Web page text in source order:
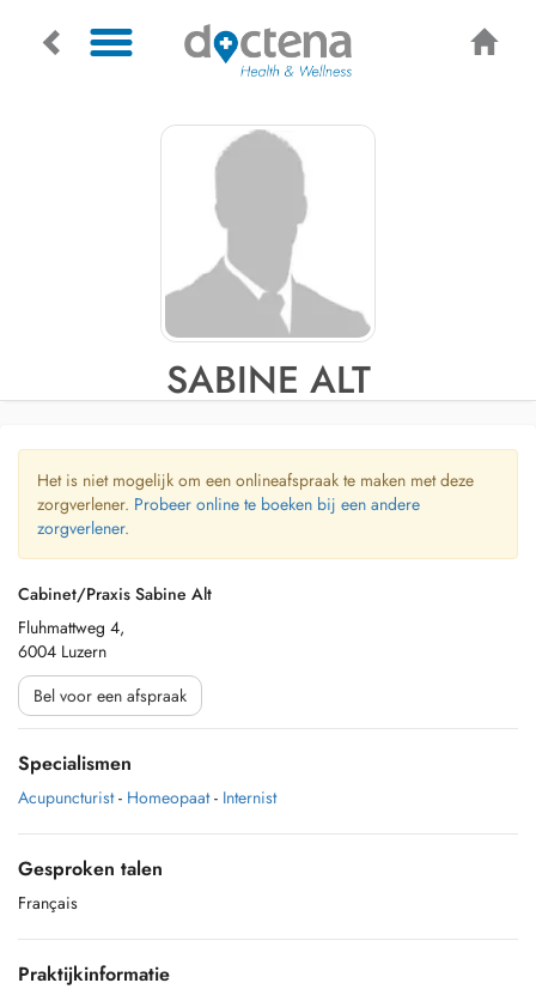
SABINE ALT
Het is niet mogelijk om een onlineafspraak te maken met deze
zorgverlener. Probeer online te boeken bij een andere
zorgverlener.
Cabinet/Praxis Sabine Alt
Fluhmattweg 4,
6004 Luzern
Bel voor een afspraak
Specialismen
Acupuncturist - Homeopaat - Internist
Gesproken talen
Français
Praktijkinformatie